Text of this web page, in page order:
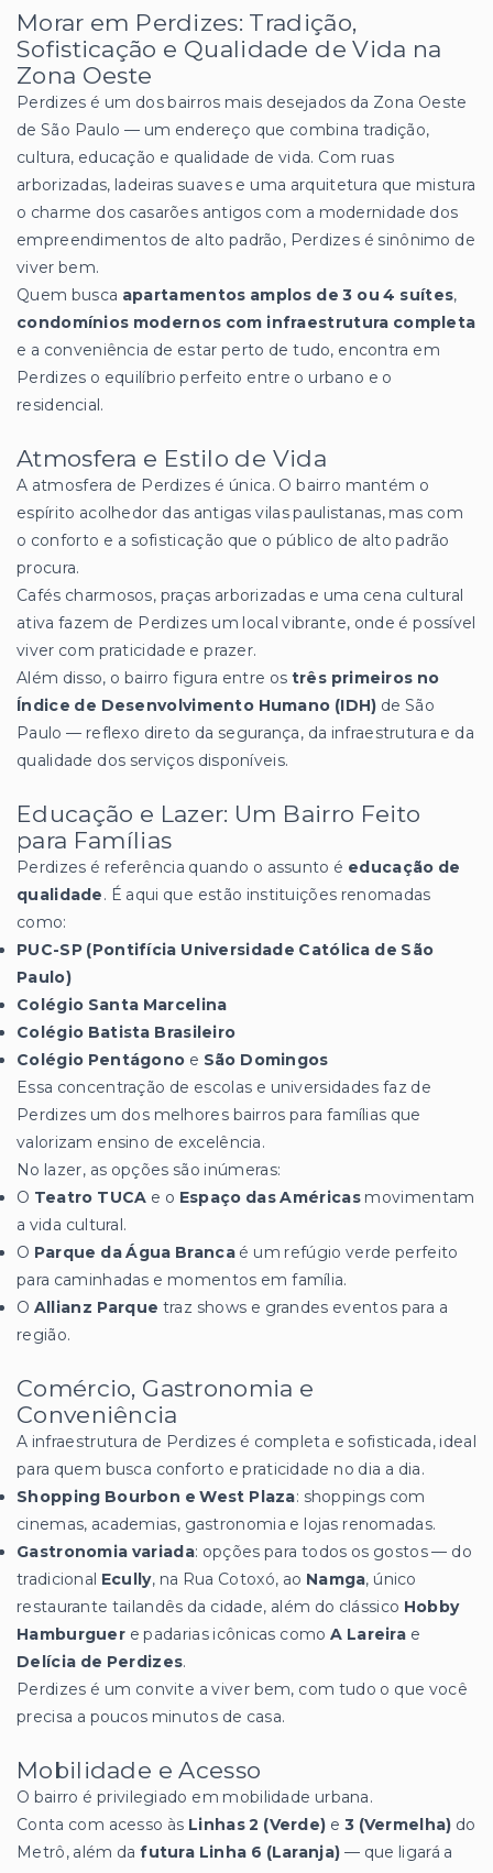
Morar em Perdizes: Tradição,
Sofisticação e Qualidade de Vida na
Zona Oeste
Perdizes é um dos bairros mais desejados da Zona Oeste
de São Paulo — um endereço que combina tradição,
cultura, educação e qualidade de vida. Com ruas
arborizadas, ladeiras suaves e uma arquitetura que mistura
o charme dos casarões antigos com a modernidade dos
empreendimentos de alto padrão, Perdizes é sinônimo de
viver bem.
Quem busca apartamentos amplos de 3 ou 4 suítes,
condomínios modernos com infraestrutura completa
e a conveniência de estar perto de tudo, encontra em
Perdizes o equilíbrio perfeito entre o urbano e o
residencial.
Atmosfera e Estilo de Vida
A atmosfera de Perdizes é única. O bairro mantém o
espírito acolhedor das antigas vilas paulistanas, mas com
o conforto e a sofisticação que o público de alto padrão
procura.
Cafés charmosos, praças arborizadas e uma cena cultural
ativa fazem de Perdizes um local vibrante, onde é possível
viver com praticidade e prazer.
Além disso, o bairro figura entre os três primeiros no
Índice de Desenvolvimento Humano (IDH) de São
Paulo — reflexo direto da segurança, da infraestrutura e da
qualidade dos serviços disponíveis.
Educação e Lazer: Um Bairro Feito
para Famílias
Perdizes é referência quando o assunto é educação de
qualidade. É aqui que estão instituições renomadas
como:
PUC-SP (Pontifícia Universidade Católica de São
Paulo)
Colégio Santa Marcelina
Colégio Batista Brasileiro
Colégio Pentágono e São Domingos
Essa concentração de escolas e universidades faz de
Perdizes um dos melhores bairros para famílias que
valorizam ensino de excelência.
No lazer, as opções são inúmeras:
O Teatro TUCA e o Espaço das Américasmovimentam
a vida cultural.
O Parque da Água Brancaé um refúgio verde perfeito
para caminhadas e momentos em família.
O Allianz Parque traz shows e grandes eventos para a
região.
Comércio, Gastronomia e
Conveniência
A infraestrutura de Perdizes é completa e sofisticada, ideal
para quem busca conforto e praticidade no dia a dia.
Shopping Bourbon e West Plaza: shoppings com
cinemas, academias, gastronomia e lojas renomadas.
Gastronomia variada: opções para todos os gostos — do
tradicional Ecully, na Rua Cotoxó, ao Namga, único
restaurante tailandês da cidade, além do clássico Hobby
Hamburguer e padarias icônicas comoA Lareira e
Delícia de Perdizes.
Perdizes é um convite a viver bem, com tudo o que você
precisa a poucos minutos de casa.
Mobilidade e Acesso
O bairro é privilegiado em mobilidade urbana.
Conta com acesso às Linhas 2 (Verde) e 3 (Vermelha) do
Metrô, além dafutura Linha 6 (Laranja) — que ligará a